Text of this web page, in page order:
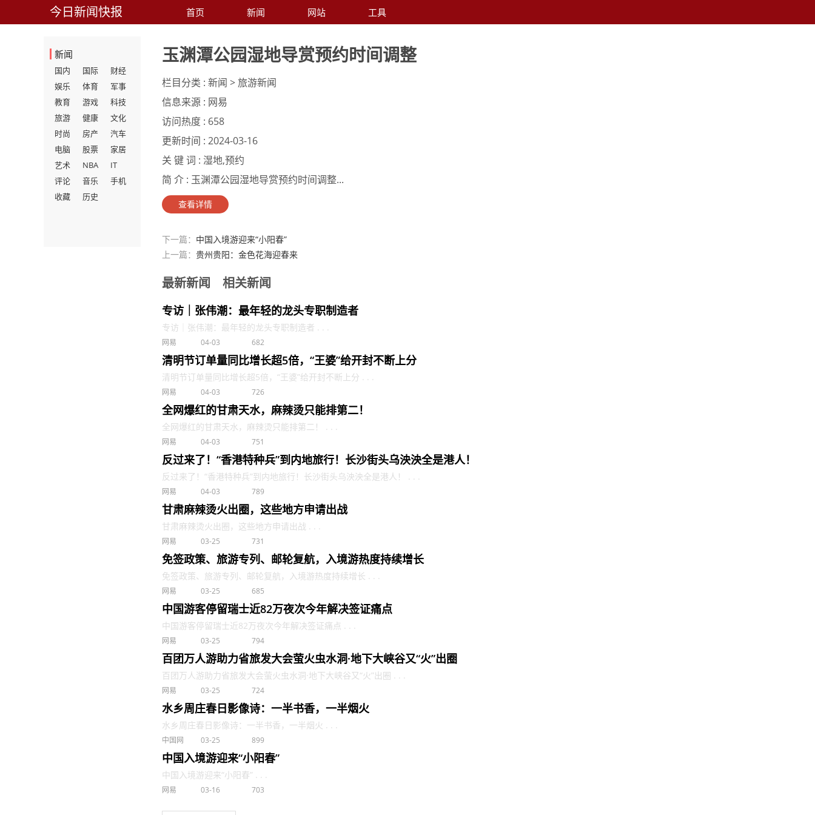
今日新闻快报 首页 新闻 网站 工具
新闻
国内 国际
财经
娱乐
体育
军事
教育
游戏
科技
旅游
健康
文化
时尚
房产
汽车
电脑
股票
家居
艺术
NBA
IT
评论
音乐
手机
收藏
历史
玉渊潭公园湿地导赏预约时间调整
栏目分类 : 新闻 > 旅游新闻
信息来源 : 网易
访问热度 : 658
更新时间 : 2024-03-16
关 键 词 : 湿地,预约
简 介 : 玉渊潭公园湿地导赏预约时间调整...
查看详情
下一篇： 中国入境游迎来“小阳春”
上一篇： 贵州贵阳：金色花海迎春来
最新新闻 相关新闻
专访｜张伟潮：最年轻的龙头专职制造者
专访｜张伟潮：最年轻的龙头专职制造者 . . .
网易 04-03 682
清明节订单量同比增长超5倍，“王婆”给开封不断上分
清明节订单量同比增长超5倍，“王婆”给开封不断上分 . . .
网易 04-03 726
全网爆红的甘肃天水，麻辣烫只能排第二！
全网爆红的甘肃天水，麻辣烫只能排第二！ . . .
网易 04-03 751
反过来了！“香港特种兵”到内地旅行！长沙街头乌泱泱全是港人！
反过来了！“香港特种兵”到内地旅行！长沙街头乌泱泱全是港人！ . . .
网易 04-03 789
甘肃麻辣烫火出圈，这些地方申请出战
甘肃麻辣烫火出圈，这些地方申请出战 . . .
网易 03-25 731
免签政策、旅游专列、邮轮复航，入境游热度持续增长
免签政策、旅游专列、邮轮复航，入境游热度持续增长 . . .
网易 03-25 685
中国游客停留瑞士近82万夜次今年解决签证痛点
中国游客停留瑞士近82万夜次今年解决签证痛点 . . .
网易 03-25 794
百团万人游助力省旅发大会萤火虫水洞·地下大峡谷又“火”出圈
百团万人游助力省旅发大会萤火虫水洞·地下大峡谷又“火”出圈 . . .
网易 03-25 724
水乡周庄春日影像诗：一半书香，一半烟火
水乡周庄春日影像诗：一半书香，一半烟火 . . .
中国网 03-25 899
中国入境游迎来“小阳春”
中国入境游迎来“小阳春” . . .
网易 03-16 703